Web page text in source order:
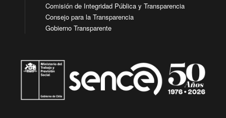
Comisión de Integridad Pública y Transparencia
Consejo para la Transparencia
Gobierno Transparente